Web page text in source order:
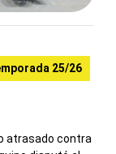
25/26
atrasado contra